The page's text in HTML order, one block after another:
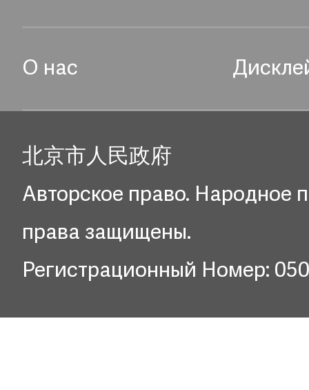
О нас
北京市人民政府
Авторское право. Народное
права защищены.
Регистрационный Номер: